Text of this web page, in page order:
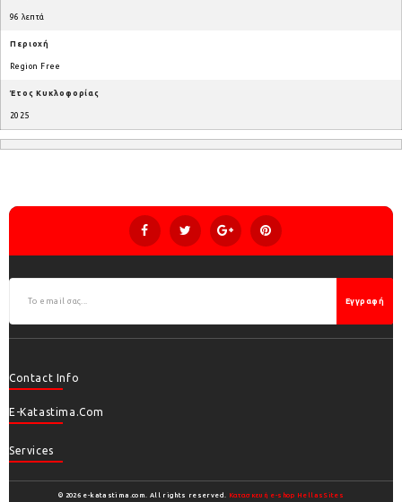
96 λεπτά
Περιοχή
Region Free
Έτος Κυκλοφορίας
2025
Εγγραφή
Contact Info
E-Katastima.com
Services
© 2026 e-katastima.com. All rights reserved. Κατασκευή e-shop HellasSites